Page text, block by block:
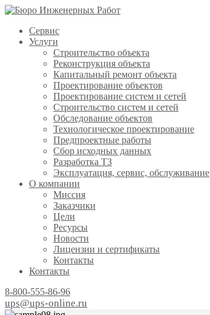
Сервис
Услуги
Строительство объекта
Реконструкция объекта
Капитальный ремонт объекта
Проектирование объектов
Проектирование систем и сетей
Строительство систем и сетей
Обследование объектов
Технологическое проектирование
Предпроектные работы
Сбор исходных данных
Разработка ТЗ
Эксплуатация, сервис, обслуживание
О компании
Миссия
Заказчики
Цели
Ресурсы
Новости
Лицензии и сертификаты
Контакты
Контакты
8-800-555-86-96
ups@ups-online.ru